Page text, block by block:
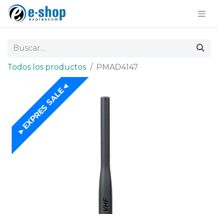
Todos los productos PMAD4147
►EXPRES SALE◄